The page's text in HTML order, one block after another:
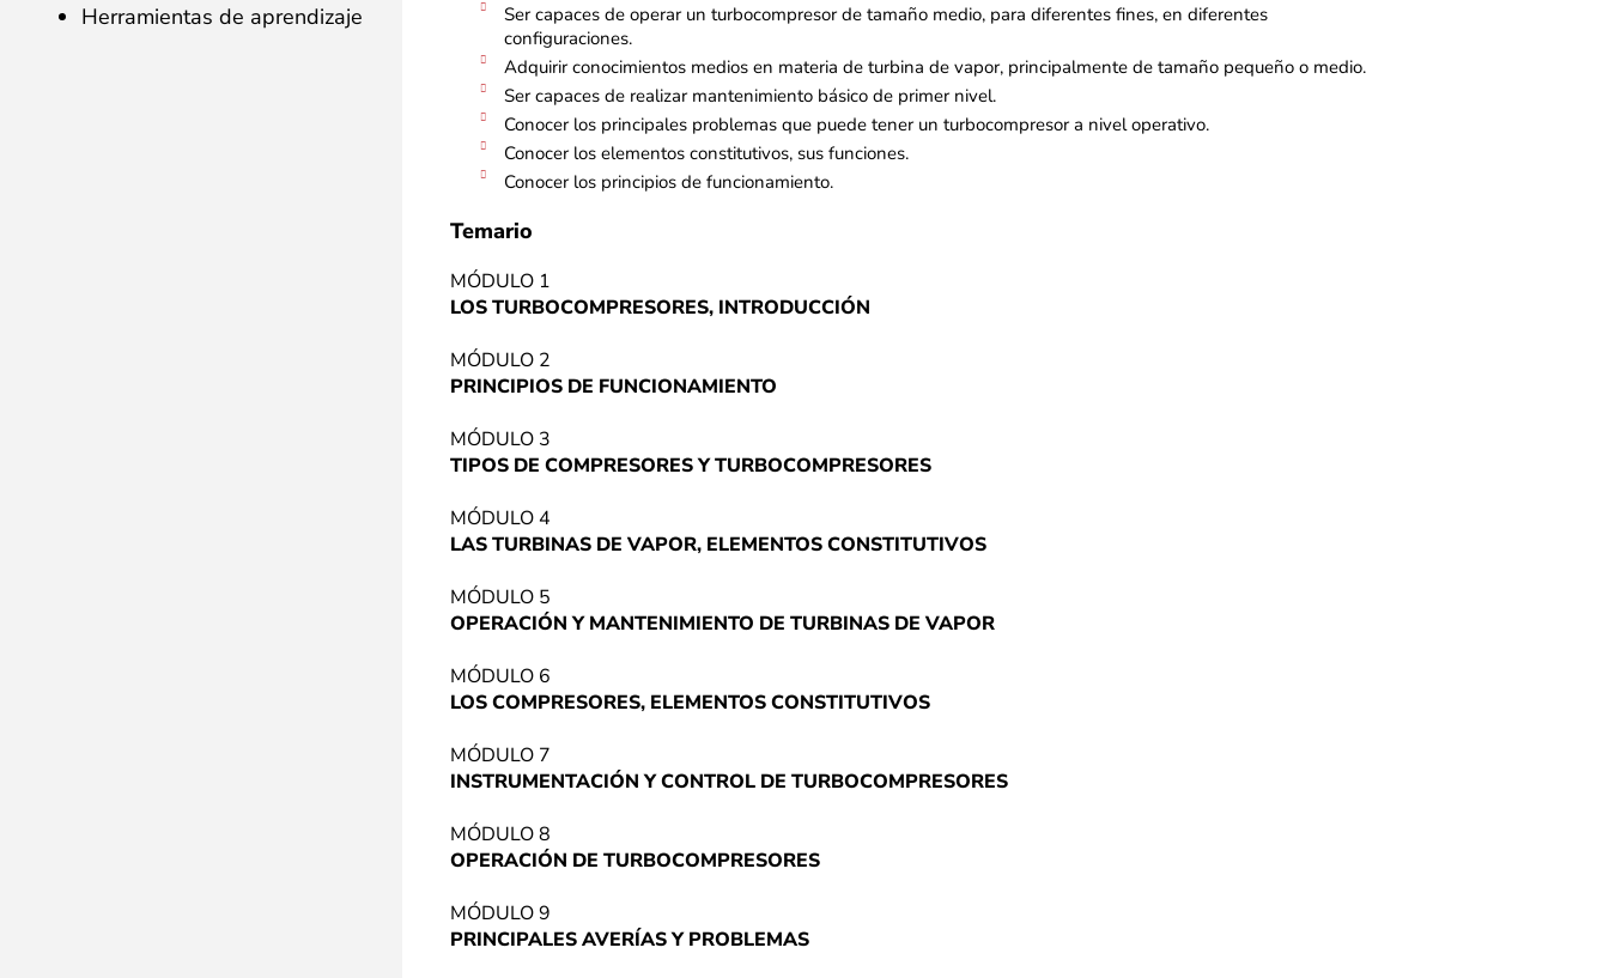
Herramientas de aprendizaje
Ser capaces de operar un turbocompresor de tamaño medio, para diferentes fines, en diferentes
configuraciones.​
Adquirir conocimientos medios en materia de turbina de vapor, principalmente de tamaño pequeño o medio. ​
Ser capaces de realizar mantenimiento básico de primer nivel.​
Conocer los principales problemas que puede tener un turbocompresor a nivel operativo.​
Conocer los elementos constitutivos, sus funciones.​
Conocer los principios de funcionamiento.​
Temario
MÓDULO 1
LOS TURBOCOMPRESORES, INTRODUCCIÓN
MÓDULO 2
PRINCIPIOS DE FUNCIONAMIENTO
MÓDULO 3
TIPOS DE COMPRESORES Y TURBOCOMPRESORES
MÓDULO 4
LAS TURBINAS DE VAPOR, ELEMENTOS CONSTITUTIVOS
MÓDULO 5
OPERACIÓN Y MANTENIMIENTO DE TURBINAS DE VAPOR
MÓDULO 6
LOS COMPRESORES, ELEMENTOS CONSTITUTIVOS
MÓDULO 7
INSTRUMENTACIÓN Y CONTROL DE TURBOCOMPRESORES
MÓDULO 8
OPERACIÓN DE TURBOCOMPRESORES
MÓDULO 9
PRINCIPALES AVERÍAS Y PROBLEMAS